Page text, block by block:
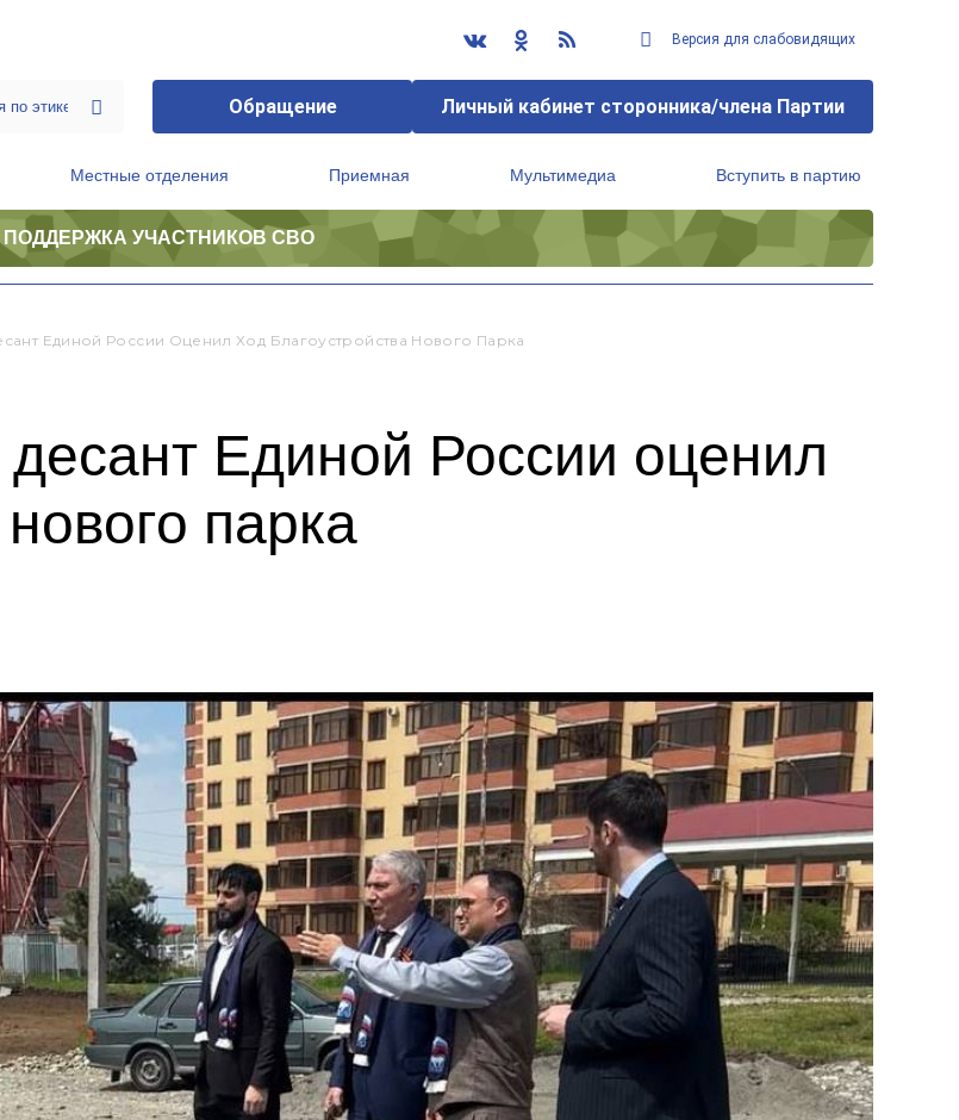
Версия для слабовидящих
Обращение Личный кабинет сторонника/члена Партии
Местные отделения Приемная Мультимедиа Вступить в партию
ПОДДЕРЖКА УЧАСТНИКОВ СВО
Единой России Оценил Ход Благоустройства Нового Парка
Единой России оценил
парка